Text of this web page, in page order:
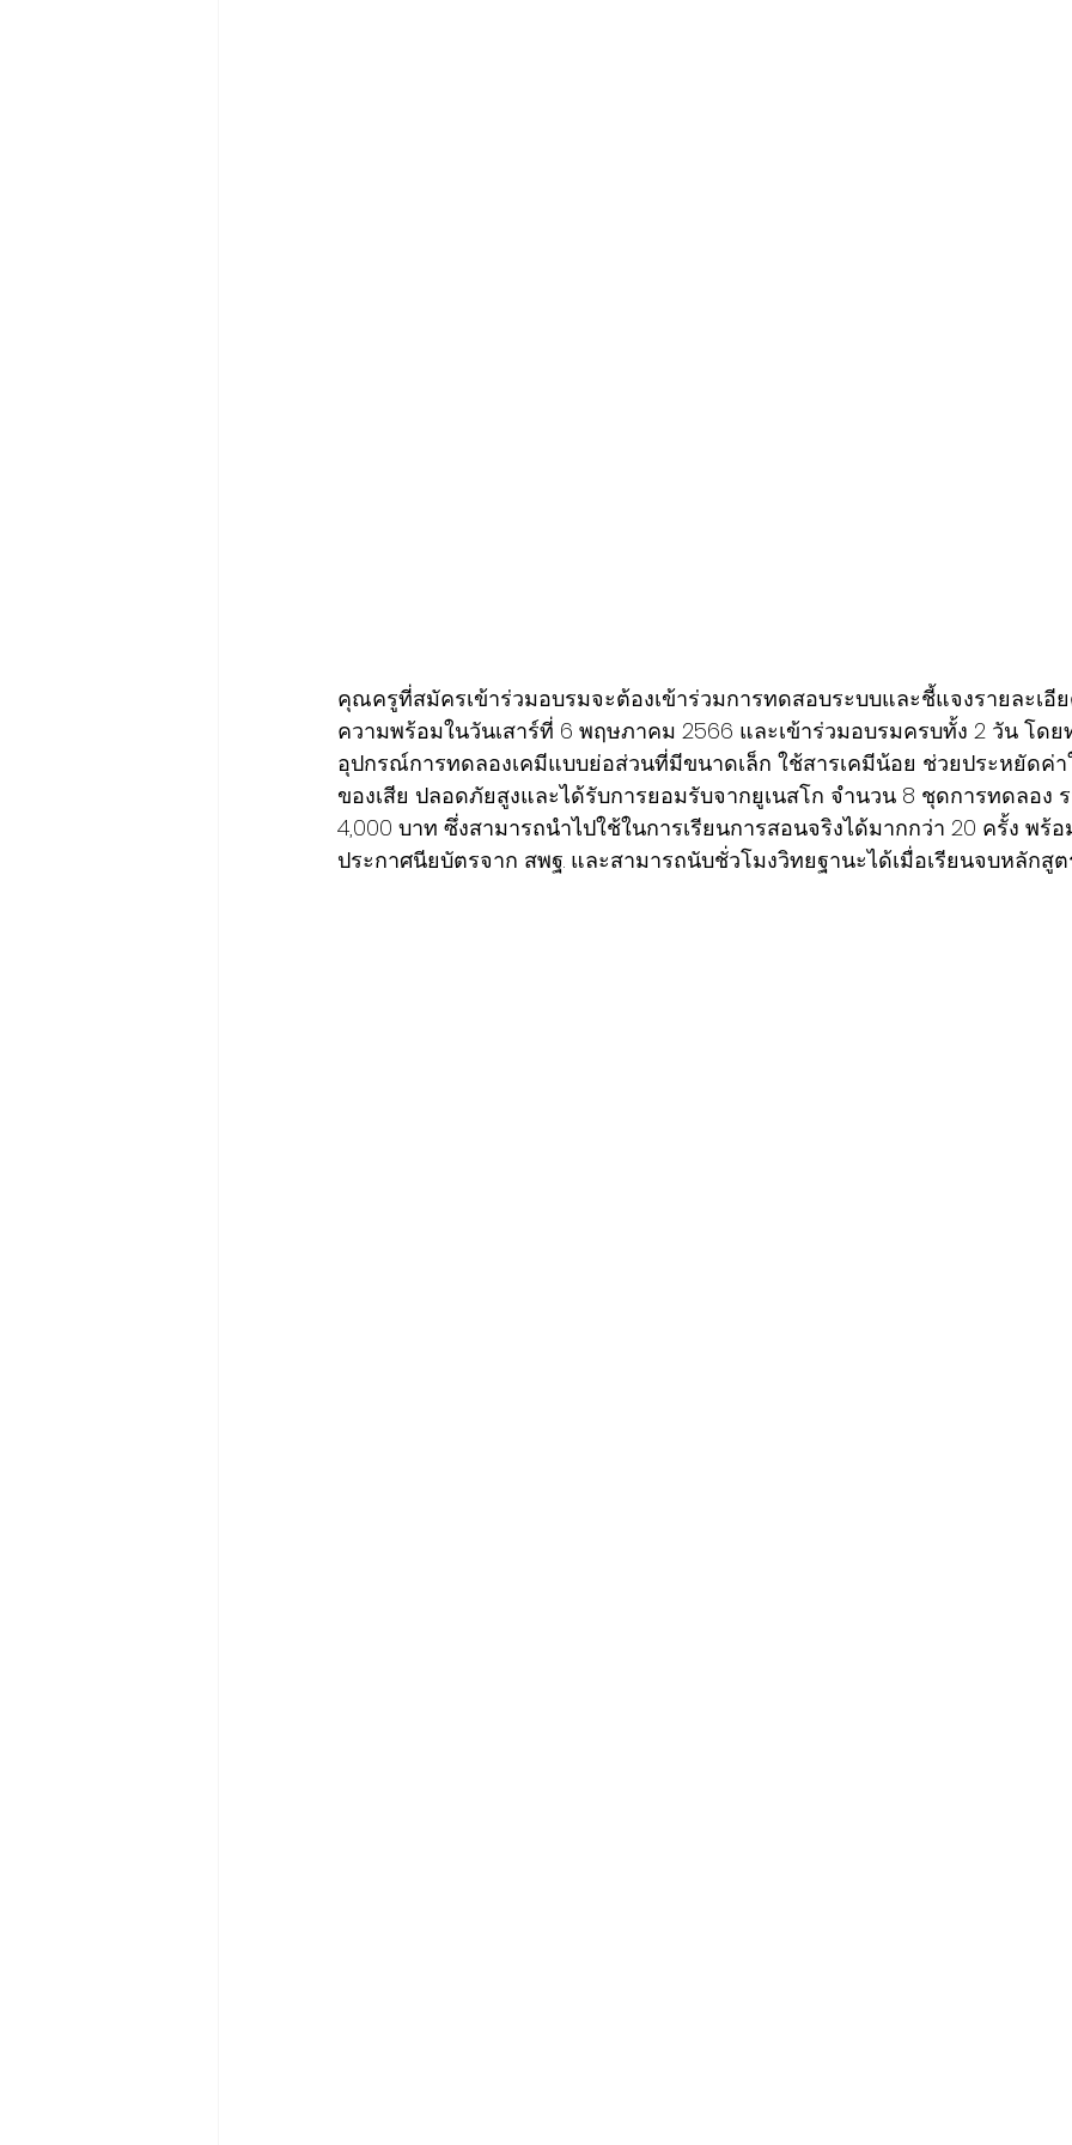
คุณครูที่สมัครเข้าร่วมอบรมจะต้องเข้าร่วมการทดสอบระบบและชี้แจงรายละเอี
ความพร้อมในวันเสาร์ที่ 6 พฤษภาคม 2566 และเข้าร่วมอบรมครบทั้ง 2 วัน โด
อุปกรณ์การทดลองเคมีแบบย่อส่วนที่มีขนาดเล็ก ใช้สารเคมีน้อย ช่วยประหยัดค่
ของเสีย ปลอดภัยสูงและได้รับการยอมรับจากยูเนสโก จำนวน 8 ชุดการทดลอง
4,000 บาท ซึ่งสามารถนำไปใช้ในการเรียนการสอนจริงได้มากกว่า 20 ครั้ง พร้
ประกาศนียบัตรจาก สพฐ. และสามารถนับชั่วโมงวิทยฐานะได้เมื่อเรียนจบหลักสู